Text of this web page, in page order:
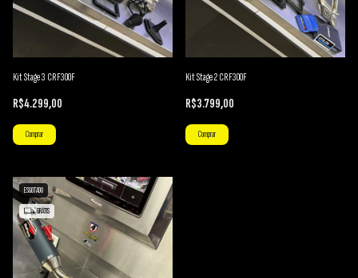
Kit Stage 3 CRF300F
R$4.299,00
Comprar
Kit Stage 2 CRF300F
R$3.799,00
Comprar
ESGOTADO
GRÁTIS